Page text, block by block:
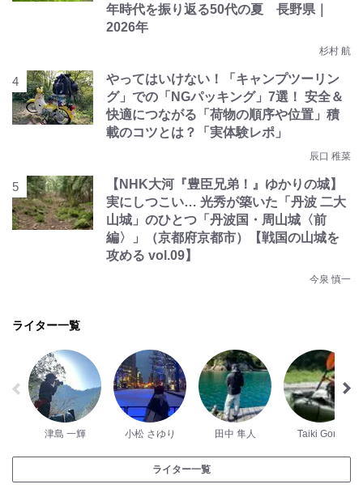
年時代を振り返る50代の夏 長野県｜
2026年
杉村 航
やってはいけない！「キャンプツーリン
グ」での「NGパッキング」7選！ 安全＆
快適につながる「荷物の順序や位置」積
載のコツとは？「実体験レポ」
辰口 稚菜
【NHK大河『豊臣兄弟！』ゆかりの城】
実にしつこい… 光秀が築いた「丹波 二大
山城」のひとつ「丹波国・周山城〈前
編〉」（京都府京都市）【戦国の山城を
攻める vol.09】
今泉 慎一
ライター一覧
津島 一輝 小松 さゆり 田中 隼人 Taiki Gomi
ライター一覧